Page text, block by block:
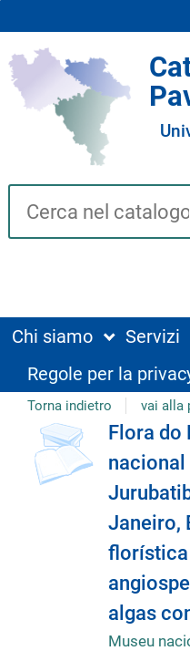
Cerca su "Catalogo"
Chi siamo Servizi
Regole per la
Torna indietro vai alla
Dettaglio
del
documento
Flora do
nacional
Janeiro,
florística
algas
Museu